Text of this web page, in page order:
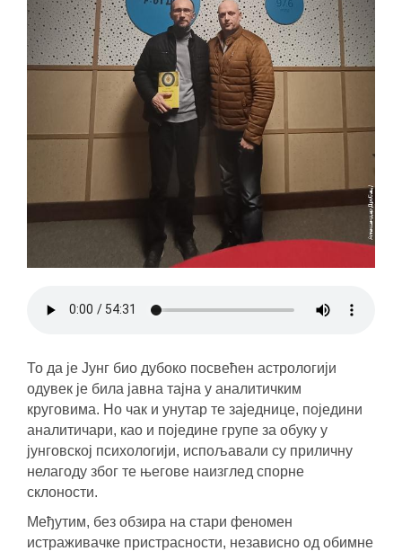
То да је Јунг био дубоко посвећен астрологији
одувек је била јавна тајна у аналитичким
круговима. Но чак и унутар те заједнице, поједини
аналитичари, као и поједине групе за обуку у
јунговској психологији, испољавали су приличну
нелагоду због те његове наизглед спорне
склоности.
Међутим, без обзира на стари феномен
истраживачке пристрасности, независно од обимне